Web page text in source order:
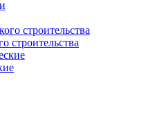
строительства